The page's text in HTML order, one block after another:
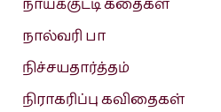
நாய்க்குட்டி கதைகள்
நால்வரி பா
நிச்சயதார்த்தம்
நிராகரிப்பு கவிதைகள்